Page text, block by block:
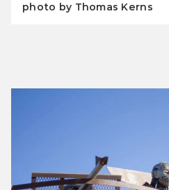
photo by Thomas Kerns